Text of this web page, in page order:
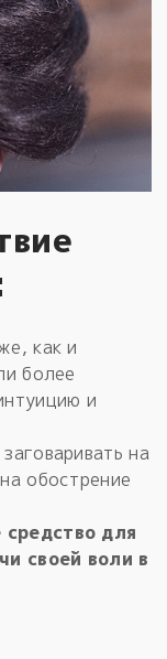
как и
более
и
на
обострение
для
своей воли в